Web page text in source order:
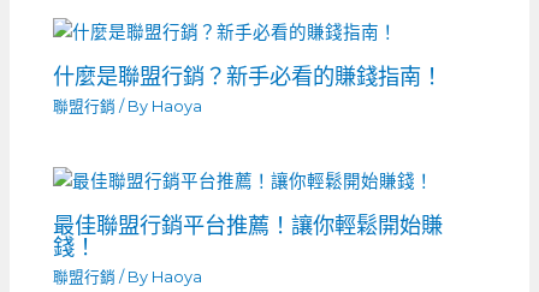
什麼是聯盟行銷？新手必看的賺錢指南！
聯盟行銷 / By Haoya
最佳聯盟行銷平台推薦！讓你輕鬆開始賺
錢！
聯盟行銷 / By Haoya